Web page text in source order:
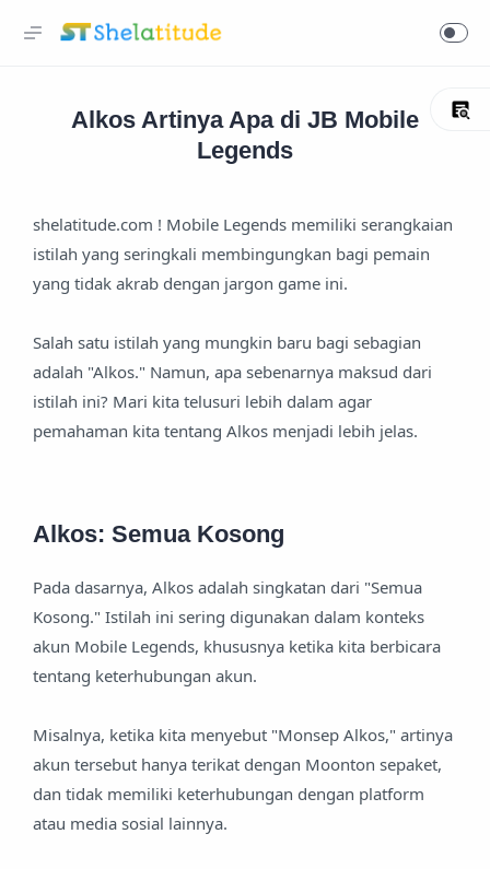
Alkos Artinya Apa di JB Mobile
Legends
shelatitude.com ! Mobile Legends memiliki serangkaian
istilah yang seringkali membingungkan bagi pemain
yang tidak akrab dengan jargon game ini.
Salah satu istilah yang mungkin baru bagi sebagian
adalah "Alkos." Namun, apa sebenarnya maksud dari
istilah ini? Mari kita telusuri lebih dalam agar
pemahaman kita tentang Alkos menjadi lebih jelas.
Alkos: Semua Kosong
Pada dasarnya, Alkos adalah singkatan dari "Semua
Kosong." Istilah ini sering digunakan dalam konteks
akun Mobile Legends, khususnya ketika kita berbicara
tentang keterhubungan akun.
Misalnya, ketika kita menyebut "Monsep Alkos," artinya
akun tersebut hanya terikat dengan Moonton sepaket,
dan tidak memiliki keterhubungan dengan platform
atau media sosial lainnya.